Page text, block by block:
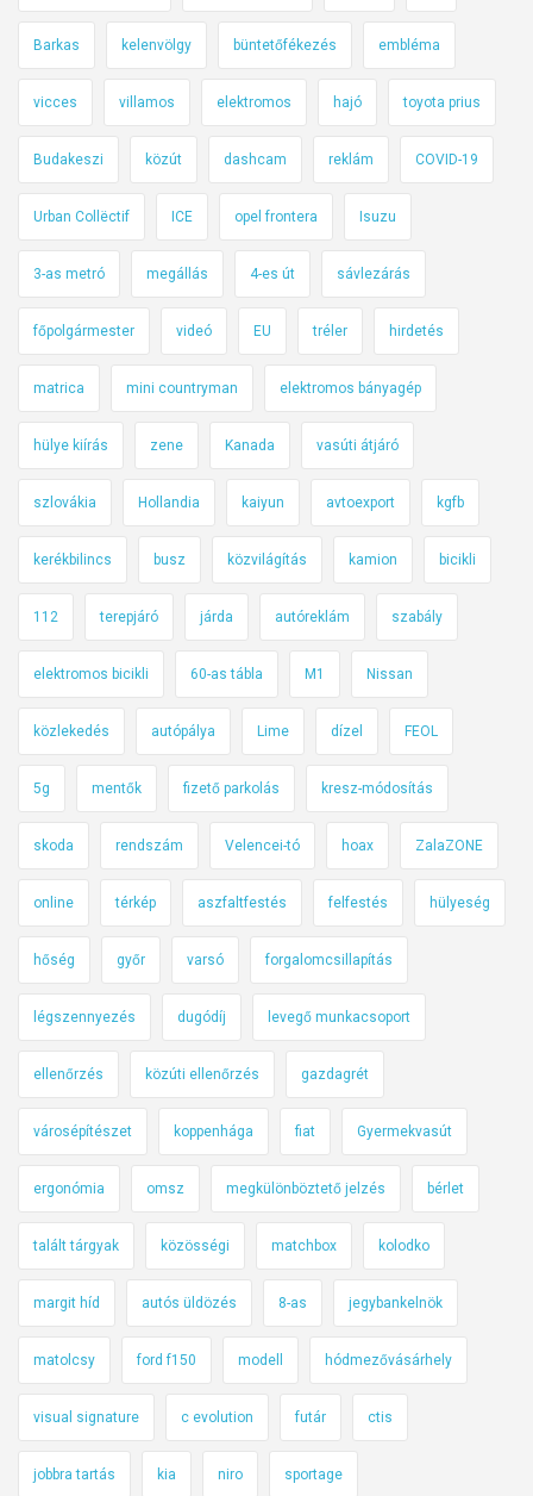
Barkas kelenvölgy büntetőfékezés embléma
vicces villamos elektromos hajó toyota prius
Budakeszi közút dashcam reklám COVID-19
Urban Collëctif ICE opel frontera Isuzu
3-as metró megállás 4-es út sávlezárás
főpolgármester videó EU tréler hirdetés
matrica mini countryman elektromos bányagép
hülye kiírás zene Kanada vasúti átjáró
szlovákia Hollandia kaiyun avtoexport kgfb
kerékbilincs busz közvilágítás kamion bicikli
112 terepjáró járda autóreklám szabály
elektromos bicikli 60-as tábla M1 Nissan
közlekedés autópálya Lime dízel FEOL
5g mentők fizető parkolás kresz-módosítás
skoda rendszám Velencei-tó hoax ZalaZONE
online térkép aszfaltfestés felfestés hülyeség
hőség győr varsó forgalomcsillapítás
légszennyezés dugódíj levegő munkacsoport
ellenőrzés közúti ellenőrzés gazdagrét
városépítészet koppenhága fiat Gyermekvasút
ergonómia omsz megkülönböztető jelzés bérlet
talált tárgyak közösségi matchbox kolodko
margit híd autós üldözés 8-as jegybankelnök
matolcsy ford f150 modell hódmezővásárhely
visual signature c evolution futár ctis
jobbra tartás kia niro sportage